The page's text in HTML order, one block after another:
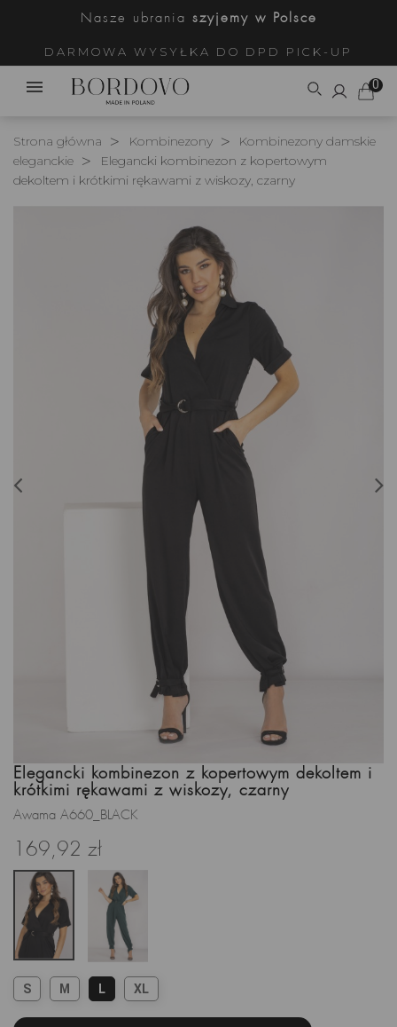
Nasze ubrania szyjemy w Polsce
DARMOWA WYSYŁKA DO DPD PICK-UP
0
Strona główna Kombinezony
Kombinezony damskie
eleganckie
Elegancki kombinezon z kopertowym
dekoltem i krótkimi rękawami z wiskozy, czarny
Elegancki kombinezon z kopertowym dekoltem i
krótkimi rękawami z wiskozy, czarny
Awama A660_BLACK
169,92 zł
S M L XL